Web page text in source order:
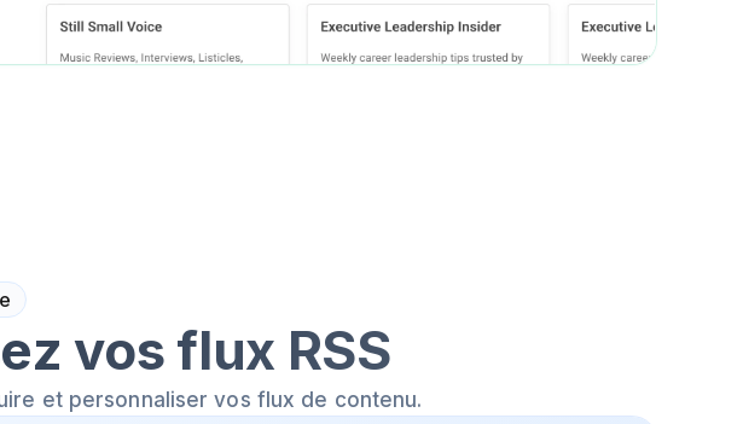
vos flux RSS
et personnaliser vos flux de contenu.